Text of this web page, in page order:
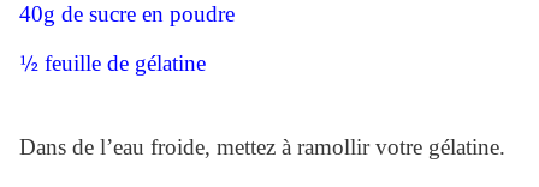
40g de sucre en poudre
½ feuille de gélatine
Dans de l’eau froide, mettez à ramollir votre gélatine.